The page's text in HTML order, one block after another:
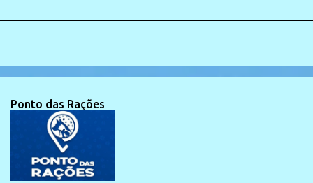
Ponto das Rações